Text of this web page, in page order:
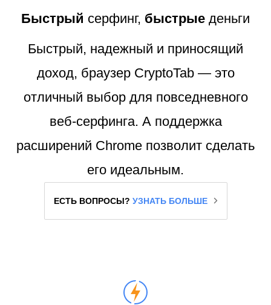
Быстрый серфинг, быстрые деньги
Быстрый, надежный и приносящий
доход, браузер CryptoTab — это
отличный выбор для повседневного
веб-серфинга. А поддержка
расширений Chrome позволит сделать
его идеальным.
ЕСТЬ ВОПРОСЫ? УЗНАТЬ БОЛЬШЕ